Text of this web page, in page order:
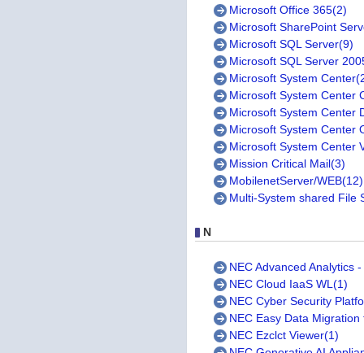
Microsoft Office 365(2)
Microsoft SharePoint
Microsoft SQL Server(9)
Microsoft SQL Server
Microsoft System
Microsoft System Center
Microsoft System Center
Microsoft System Center
Microsoft System Center
Mission Critical Mail(3)
MobilenetServer/WEB(12)
Multi-System shared File
N
NEC Advanced Analytics
NEC Cloud IaaS WL(1)
NEC Cyber Security
NEC Easy Data
NEC Ezclct Viewer(1)